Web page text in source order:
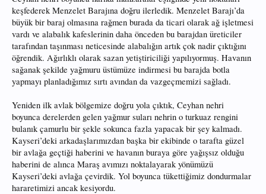
keşfederek Menzelet Barajına doğru ilerledik. Menzelet Barajı’da
büyük bir baraj olmasına rağmen burada da ticari olarak ağ işletmesi
vardı ve alabalık kafeslerinin daha önceden bu barajdan üreticiler
tarafından taşınması neticesinde alabalığın artık çok nadir çıktığını
öğrendik. Ağırlıklı olarak sazan yetiştiriciliği yapılıyormuş. Havanın
sağanak şekilde yağmuru üstümüze indirmesi bu barajda botla
yapmayı planladığımız sırtı avından da vazgeçmemizi sağladı.
Yeniden ilk avlak bölgemize doğru yola çıktık, Ceyhan nehri
boyunca derelerden gelen yağmur suları nehrin o turkuaz rengini
bulanık çamurlu bir şekle sokunca fazla yapacak bir şey kalmadı.
Kayseri’deki arkadaşlarımızdan başka bir ekibinde o tarafta güzel
bir avlağa geçtiği haberini ve havanın buraya göre yağışsız olduğu
haberini de alınca Maraş avımızı noktalayarak yönümüzü
Kayseri’deki avlağa çevirdik. Yol boyunca tükettiğimiz dondurmalar
hararetimizi ancak kesiyordu.